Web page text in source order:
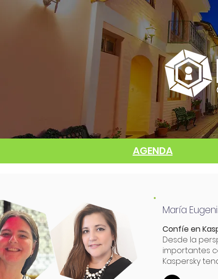
AGENDA
María
Confíe en
Desde la
importantes
Kaspersky